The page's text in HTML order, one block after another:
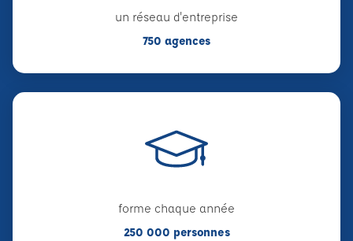
un réseau d'entreprise
750 agences
forme chaque année
250 000 personnes